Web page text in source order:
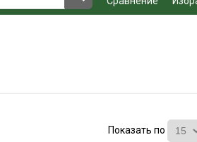
Показать по